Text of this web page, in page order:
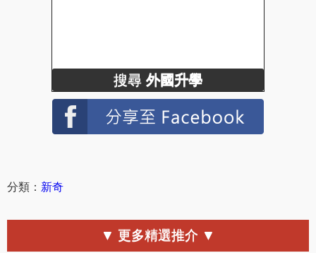
搜尋 外國升學
分類： 新奇
▼ 更多精選推介 ▼